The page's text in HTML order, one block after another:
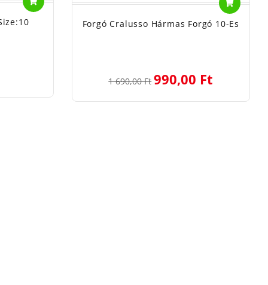
Forgó Cralusso Hármas Forgó 10-Es
1 690,00 Ft 990,00 Ft